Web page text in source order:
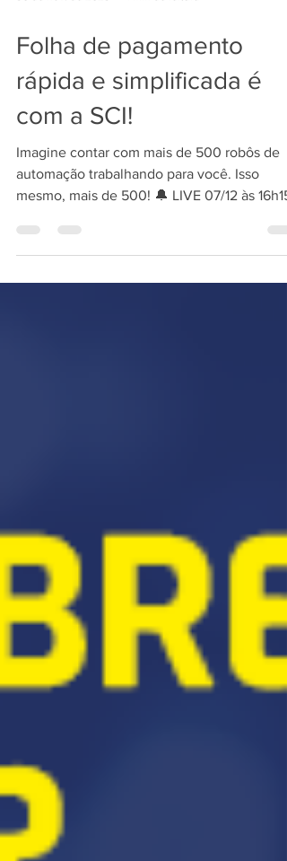
30 de nov. de 2023 1 min de leitura
Folha de pagamento
rápida e simplificada é
com a SCI!
Imagine contar com mais de 500 robôs de
automação trabalhando para você. Isso